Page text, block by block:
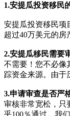
1.安提瓜投资移民
安提瓜投资移民
超过40万美元的房
2.安提瓜移民需要
不需要！您不必像
踪资金来源。由于
3.申请审查是否严
审核非常宽松，只
乎100％通过。我